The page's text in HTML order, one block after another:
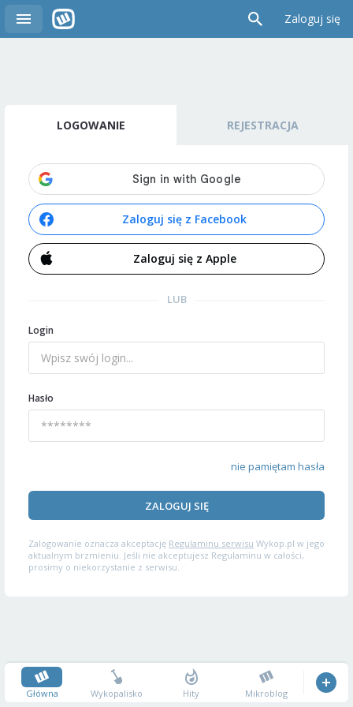
Zaloguj się
LOGOWANIE REJESTRACJA
Zaloguj się z Facebook
Zaloguj się z Apple
LUB
Login
Hasło
nie pamiętam hasła
ZALOGUJ SIĘ
Zalogowanie oznacza akceptację Regulaminu serwisu Wykop.pl w jego
aktualnym brzmieniu. Jeśli nie akceptujesz Regulaminu w całości,
prosimy o niekorzystanie z serwisu.
Główna Wykopalisko Hity Mikroblog